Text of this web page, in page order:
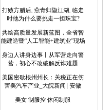
打败方腊后, 燕青归隐江湖, 临走
时他为什么要挑走一担珠宝?
共绘高质量发展新蓝图，全省智
能建造暨“人工智能+建筑业”现场
身边人讲身边事丨从军营走向警
营，初心不改破解反诈难题
美国密歇根州州长：关税正在伤
害美汽车产业_大皖新闻 | 安徽
美女 制服控 休闲制服